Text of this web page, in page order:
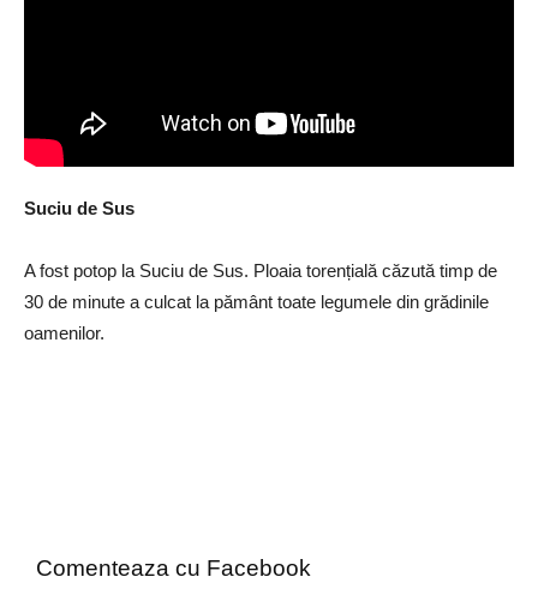
Suciu de Sus
A fost potop la Suciu de Sus. Ploaia torențială căzută timp de
30 de minute a culcat la pământ toate legumele din grădinile
oamenilor.
Comenteaza cu Facebook